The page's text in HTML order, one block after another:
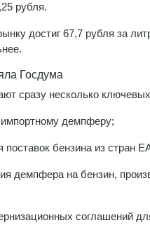
рубля.
достиг 67,7 рубля за
Госдума
сразу несколько
демпферу;
поставок бензина из стран
демпфера на бензин,
соглашений